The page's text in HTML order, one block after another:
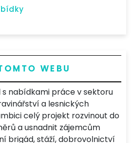
WEBU
nabídkami práce v sektoru
a lesnických
celý projekt rozvinout do
a usnadnit zájemcům
brigád, stáží, dobrovolnictví